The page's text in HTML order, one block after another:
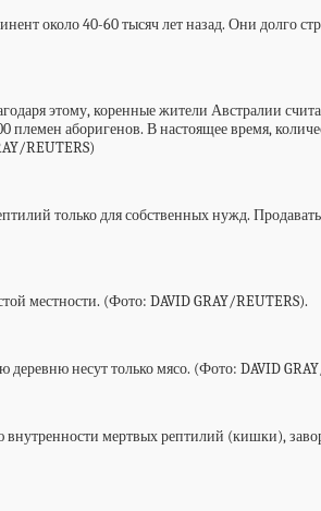
около 40-60 тысяч лет назад. Они долго
этому, коренные жители Австралии
племен аборигенов. В настоящее время,
REUTERS)
только для собственных нужд.
местности. (Фото: DAVID GRAY/REUTERS).
несут только мясо. (Фото: DAVID
мертвых рептилий (кишки),